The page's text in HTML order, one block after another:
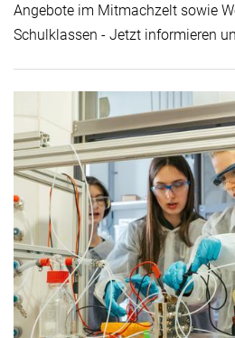
Angebote im Mitmachzelt sowie
Schulklassen - Jetzt informieren